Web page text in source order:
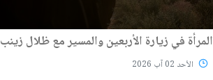
المرأة في زيارة الأربعين والمسير مع ظلال زينب
الأحد 02 آب 2026